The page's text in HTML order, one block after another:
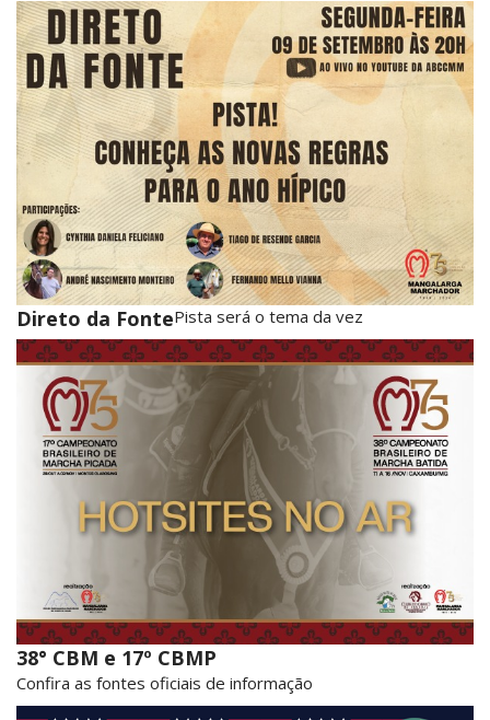
Direto da FontePista será o tema da vez
38° CBM e 17º CBMP
Confira as fontes oficiais de informação